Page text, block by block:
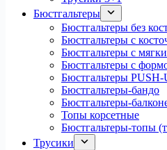
Бюстгальтеры
Бюстгальтеры без
Бюстгальтеры с
Бюстгальтеры с
Бюстгальтеры с
Бюстгальтеры PUSH-
Бюстгальтеры-бандо
Бюстгальтеры-
Топы корсетные
Бюстгальтеры-топы
Трусики